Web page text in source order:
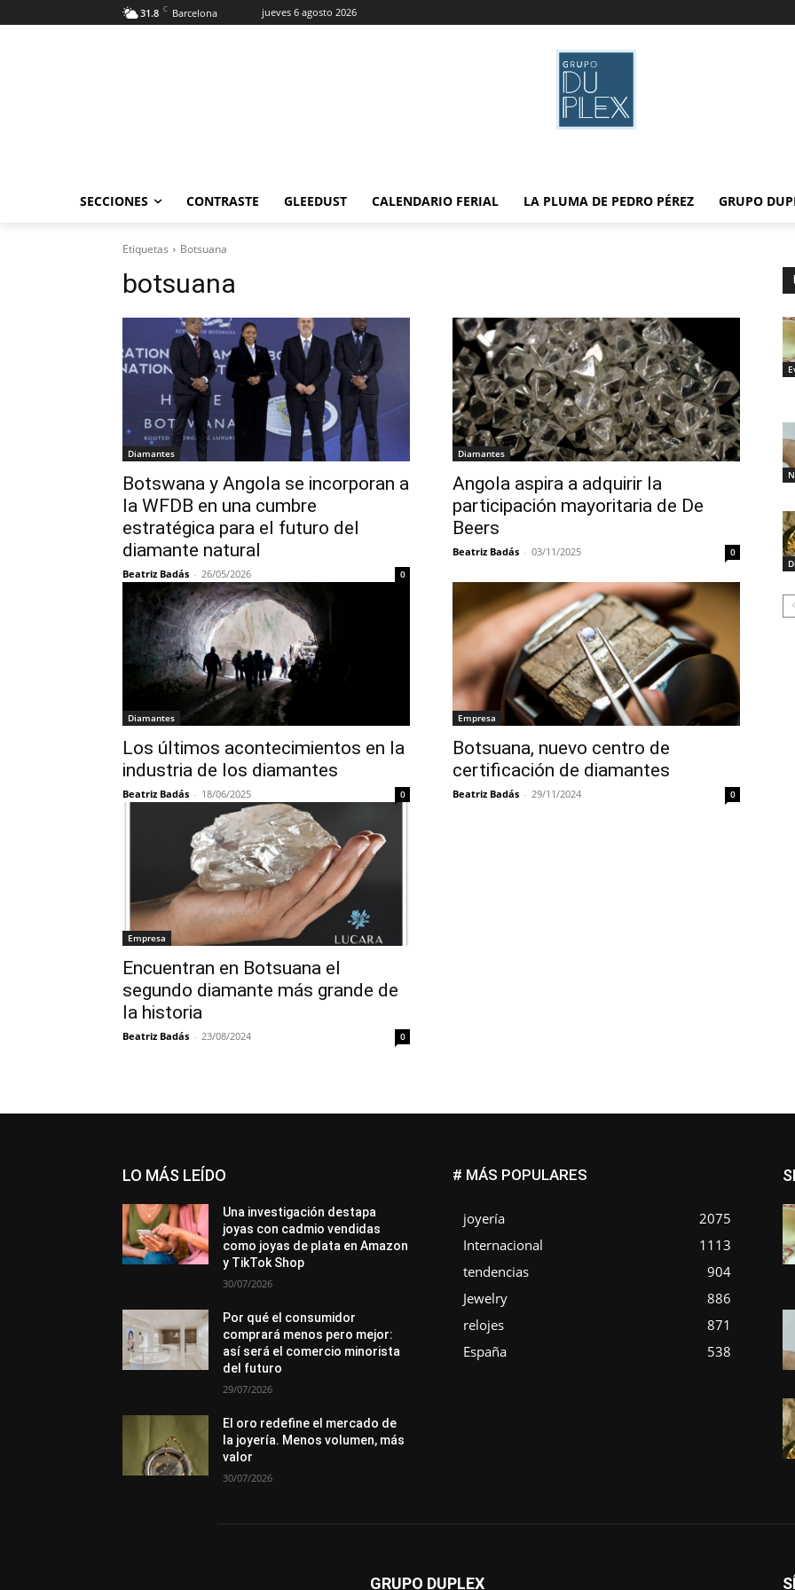
31.8 C Barcelona jueves 6 agosto 2026
SECCIONES CONTRASTE GLEEDUST CALENDARIO FERIAL LA PLUMA DE PEDRO PÉREZ GRUPO
Etiquetas Botsuana
botsuana
Diamantes
Botswana y Angola se incorporan a
la WFDB en una cumbre
estratégica para el futuro del
diamante natural
Beatriz Badás - 26/05/2026 0
Diamantes
Angola aspira a adquirir la
participación mayoritaria de De
Beers
Beatriz Badás - 03/11/2025 0
Diamantes
Los últimos acontecimientos en la
industria de los diamantes
Beatriz Badás - 18/06/2025 0
Empresa
Botsuana, nuevo centro de
certificación de diamantes
Beatriz Badás - 29/11/2024 0
Empresa
Encuentran en Botsuana el
segundo diamante más grande de
la historia
Beatriz Badás - 23/08/2024 0
LO MÁS LEÍDO
Una investigación destapa
joyas con cadmio vendidas
como joyas de plata en Amazon
y TikTok Shop
30/07/2026
Por qué el consumidor
comprará menos pero mejor:
así será el comercio minorista
del futuro
29/07/2026
El oro redefine el mercado de
la joyería. Menos volumen, más
valor
30/07/2026
# MÁS POPULARES
joyería
2075
Internacional
1113
tendencias
904
Jewelry
886
relojes
871
España
538
GRUPO DUPLEX